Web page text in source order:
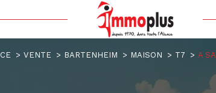
Voir les1annonces
VENTE BARTENHEIM MAISON T7 A